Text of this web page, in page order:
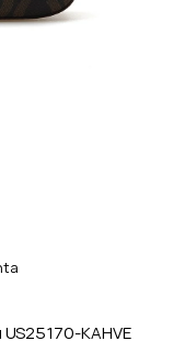
US25170-KAHVE